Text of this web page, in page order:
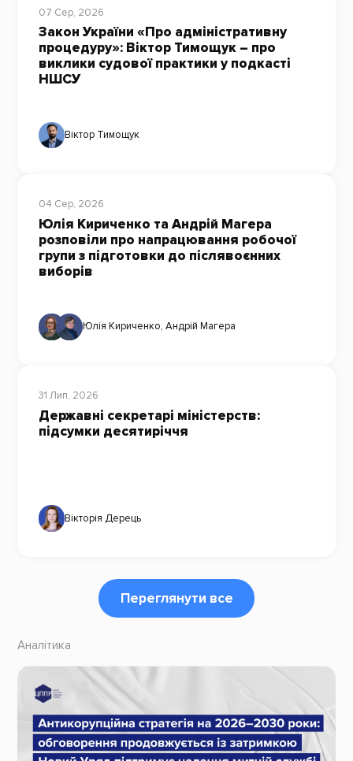
07 Сер, 2026
Закон України «Про адміністративну
процедуру»: Віктор Тимощук – про
виклики судової практики у подкасті
НШСУ
Віктор Тимощук
04 Сер, 2026
Юлія Кириченко та Андрій Магера
розповіли про напрацювання робочої
групи з підготовки до післявоєнних
виборів
Юлія Кириченко, Андрій Магера
31 Лип, 2026
Державні секретарі міністерств:
підсумки десятиріччя
Вікторія Дерець
Переглянути все
Аналітика